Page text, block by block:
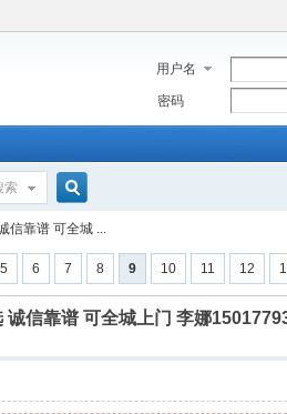
用户名
密码
索
搜
索
信靠谱 可全城 ...
5 6 7 8 9 10 11 12
诚信靠谱 可全城上门 李娜